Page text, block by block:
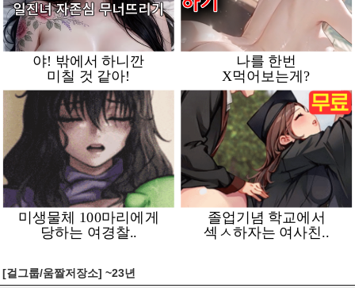
[걸그룹/움짤저장소] ~23년